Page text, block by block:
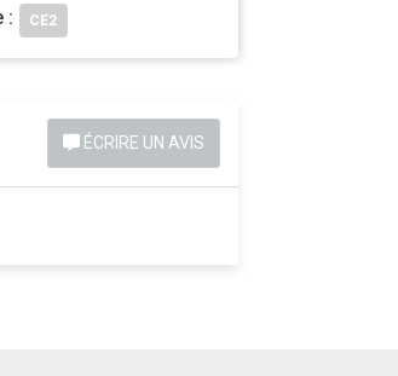
:
CE2
ÉCRIRE UN AVIS